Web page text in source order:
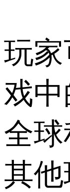
玩
戏
全
其他